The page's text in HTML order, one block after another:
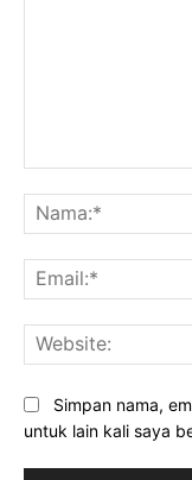
Simpan nama,
untuk lain kali saya